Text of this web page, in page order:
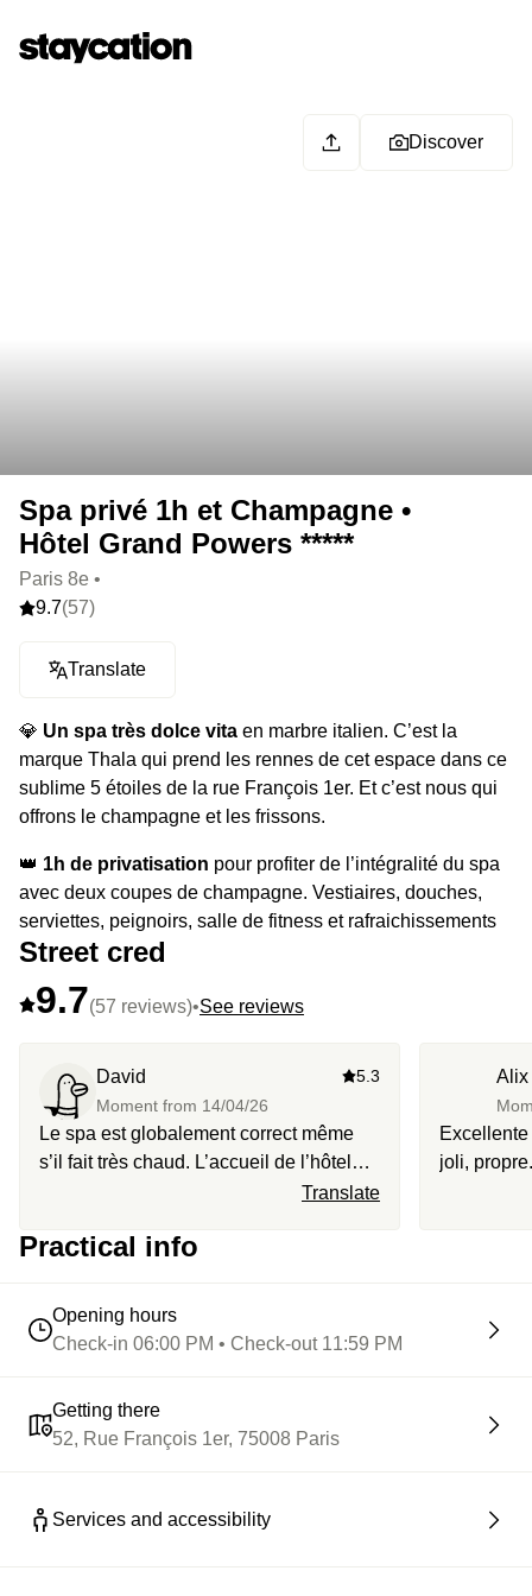
Discover
Spa privé 1h et Champagne •
Hôtel Grand Powers *****
Paris 8e •
9.7(57)
Translate
💎 Un spa très dolce vita en marbre italien. C’est la
marque Thala qui prend les rennes de cet espace dans ce
sublime 5 étoiles de la rue François 1er. Et c’est nous qui
offrons le champagne et les frissons.
👑 1h de privatisation pour profiter de l’intégralité du spa
avec deux coupes de champagne. Vestiaires, douches,
serviettes, peignoirs, salle de fitness et rafraichissements
seront mis à votre disposition.
⭐️Le highlight
Les remous télécommandés. Un bouton
Street cred
9.7(57 reviews)•See reviews
David
Moment from 14/04/26
5.3
Le spa est globalement correct même
s’il fait très chaud. L’accueil de l’hôtel
est sympathique. Par contre ne prenez
catastrophe, les plats servis sont
un scandale ￼
Translate
Alix
joli,
Practical info
Opening hours
Check-in 06:00 PM • Check-out 11:59 PM
Getting there
52, Rue François 1er, 75008 Paris
Services and accessibility